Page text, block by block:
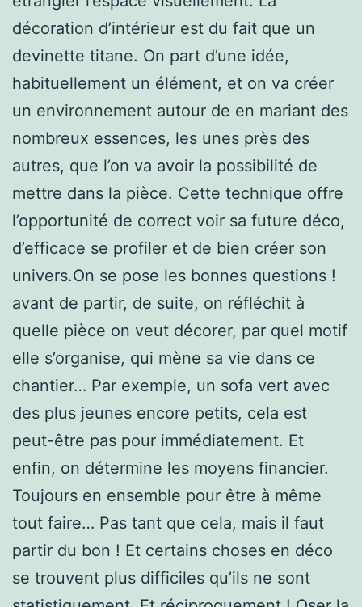
décoration d’intérieur est du fait que un
devinette titane. On part d’une idée,
habituellement un élément, et on va créer
un environnement autour de en mariant des
nombreux essences, les unes près des
autres, que l’on va avoir la possibilité de
mettre dans la pièce. Cette technique offre
l’opportunité de correct voir sa future déco,
d’efficace se profiler et de bien créer son
univers.On se pose les bonnes questions !
avant de partir, de suite, on réfléchit à
quelle pièce on veut décorer, par quel motif
elle s’organise, qui mène sa vie dans ce
chantier… Par exemple, un sofa vert avec
des plus jeunes encore petits, cela est
peut-être pas pour immédiatement. Et
enfin, on détermine les moyens financier.
Toujours en ensemble pour être à même
tout faire… Pas tant que cela, mais il faut
partir du bon ! Et certains choses en déco
se trouvent plus difficiles qu’ils ne sont